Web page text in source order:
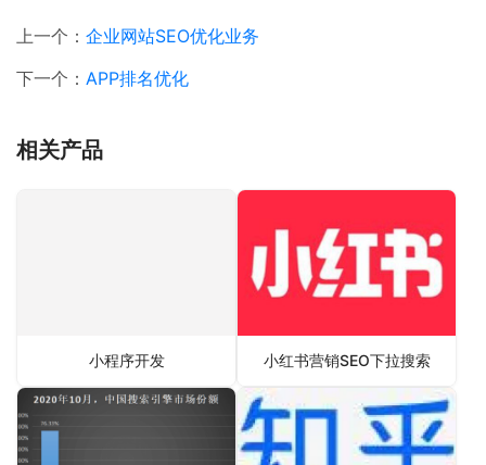
上一个： 企业网站SEO优化业务
下一个： APP排名优化
相关产品
小程序开发 小红书营销SEO下拉搜索